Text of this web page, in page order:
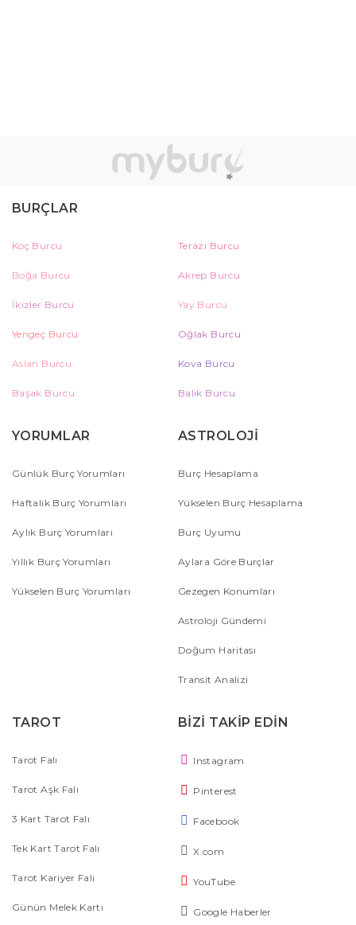
BURÇLAR
Koç Burcu Terazi Burcu
Boğa Burcu Akrep Burcu
İkizler Burcu Yay Burcu
Yengeç Burcu Oğlak Burcu
Aslan Burcu Kova Burcu
Başak Burcu Balık Burcu
YORUMLAR
Günlük Burç Yorumları
Haftalık Burç Yorumları
Aylık Burç Yorumları
Yıllık Burç Yorumları
Yükselen Burç Yorumları
ASTROLOJİ
Burç Hesaplama
Yükselen Burç Hesaplama
Burç Uyumu
Aylara Göre Burçlar
Gezegen Konumları
Astroloji Gündemi
Doğum Haritası
Transit Analizi
TAROT
Tarot Falı
Tarot Aşk Falı
3 Kart Tarot Falı
Tek Kart Tarot Falı
Tarot Kariyer Falı
Günün Melek Kartı
BİZİ TAKİP EDİN
Instagram
Pinterest
Facebook
X.com
YouTube
Google Haberler